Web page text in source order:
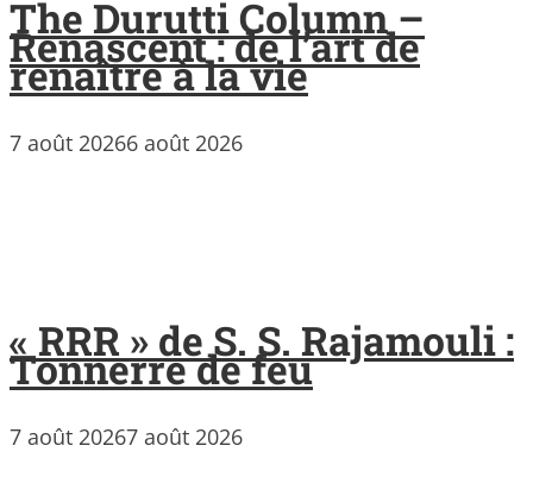
The Durutti Column –
Renascent : de l’art de
renaître à la vie
7 août 20266 août 2026
« RRR » de S. S. Rajamouli :
Tonnerre de feu
7 août 20267 août 2026